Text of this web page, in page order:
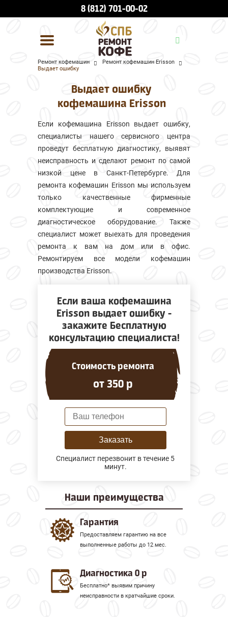
УСЛУГИ И ЦЕНЫ
О КОМПАНИИ
8 (812) 701-00-02
Ремонт кофемашин
Ремонт кофемашин Erisson
Выдает ошибку
Выдает ошибку
кофемашина Erisson
Если кофемашина Erisson выдает ошибку,
специалисты нашего сервисного центра
проведут бесплатную диагностику, выявят
неисправность и сделают ремонт по самой
низкой цене в Санкт-Петербурге. Для
ремонта кофемашин Erisson мы используем
только качественные фирменные
комплектующие и современное
диагностическое оборудование. Также
специалист может выехать для проведения
ремонта к вам на дом или в офис.
Ремонтируем все модели кофемашин
производства Erisson.
Если ваша кофемашина
Erisson выдает ошибку -
закажите Бесплатную
консультацию специалиста!
Стоимость ремонта
от 350 р
Заказать
Специалист перезвонит в течение 5
минут.
Наши преимущества
Гарантия
Предоставляем гарантию на все
выполненные работы до 12 мес.
Диагностика 0 р
Бесплатно* выявим причину
неисправности в кратчайшие сроки.